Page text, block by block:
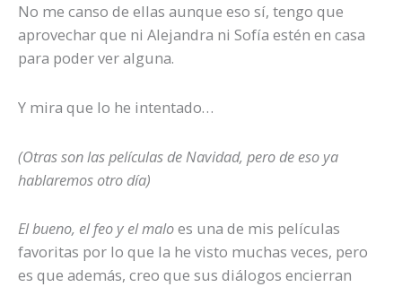
No me canso de ellas aunque eso sí, tengo que
aprovechar que ni Alejandra ni Sofía estén en casa
para poder ver alguna.
Y mira que lo he intentado…
(Otras son las películas de Navidad, pero de eso ya
hablaremos otro día)
El bueno, el feo y el maloes una de mis películas
favoritas por lo que la he visto muchas veces, pero
es que además, creo que sus diálogos encierran